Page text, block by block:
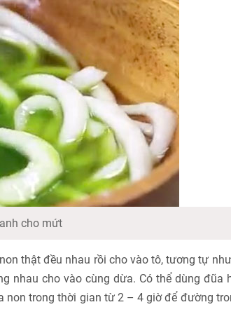
cho mứt
thật đều nhau rồi cho vào tô, tương tự
nhau cho vào cùng dừa. Có thể dùng đũa
non trong thời gian từ 2 – 4 giờ để đường